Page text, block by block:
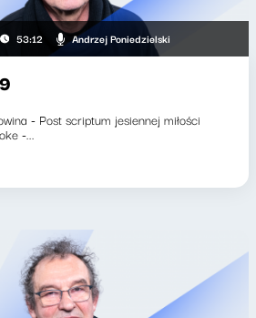
53:12 Andrzej Poniedzielski
- Post scriptum jesiennej miłości
-...